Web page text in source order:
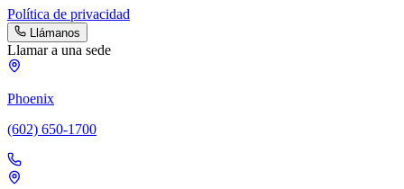
Política de privacidad
Llámanos
Llamar a una sede
Phoenix
(602) 650-1700